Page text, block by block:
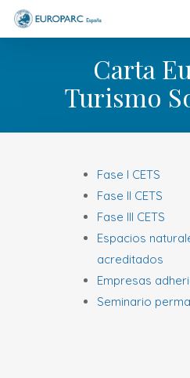
Skip
Carta
Turismo
Fase I CETS
Fase II CETS
Fase III CETS
Espacios
acreditados
Empresas
Seminario